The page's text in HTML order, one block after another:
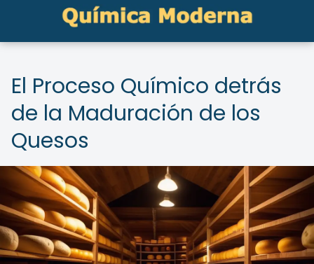
El Proceso Químico detrás
de la Maduración de los
Quesos